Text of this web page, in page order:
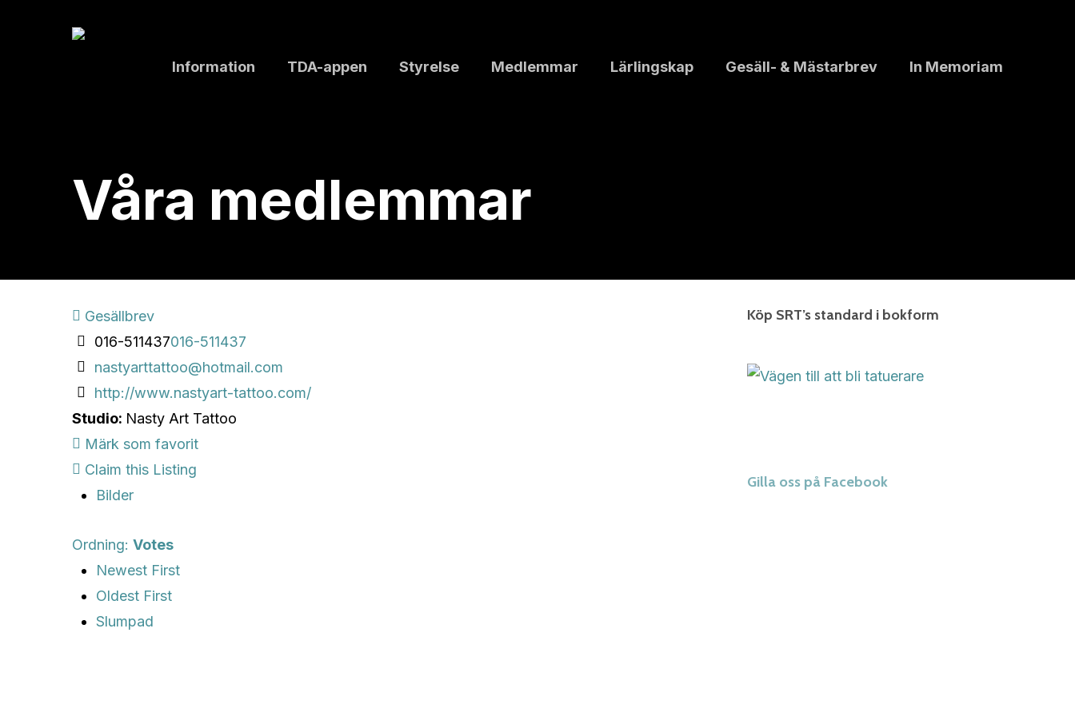
Information TDA-appen Styrelse Medlemmar Lärlingskap Gesäll- & Mästarbrev In Memoriam
Våra medlemmar
Gesällbrev
016-511437016-511437
nastyarttattoo@hotmail.com
http://www.nastyart-tattoo.com/
Studio: Nasty Art Tattoo
Märk som favorit
Claim this Listing
Bilder
Ordning: Votes
Newest First
Oldest First
Slumpad
Köp SRT’s standard i bokform
Gilla oss på Facebook